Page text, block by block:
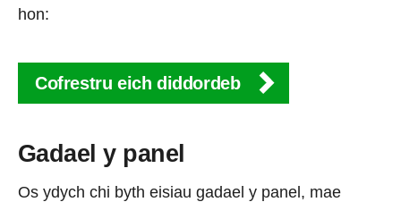
hon:
Cofrestru eich diddordeb
Gadael y panel
Os ydych chi byth eisiau gadael y panel, mae